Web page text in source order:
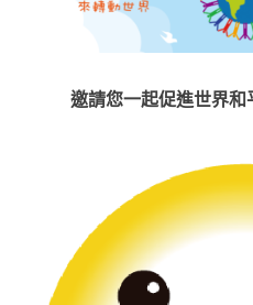
邀請您一起促進世界